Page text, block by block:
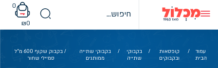
content
0
₪0
עמוד
הבית
/
קופסאות
ובקבוקים
/
בקבוקי
שתייה
/
בקבוקי שתייה
ממותגים
/ בקבוק שקוף 600 מ"ל
סמיילי שחור